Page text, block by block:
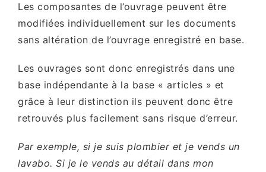
Les composantes de l’ouvrage peuvent être
modifiées individuellement sur les documents
sans altération de l’ouvrage enregistré en base.
Les ouvrages sont donc enregistrés dans une
base indépendante à la base « articles » et
grâce à leur distinction ils peuvent donc être
retrouvés plus facilement sans risque d’erreur.
Par exemple, si je suis plombier et je vends un
lavabo. Si je le vends au détail dans mon